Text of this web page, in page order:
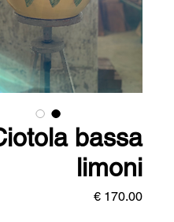
bassa
limoni
السعر